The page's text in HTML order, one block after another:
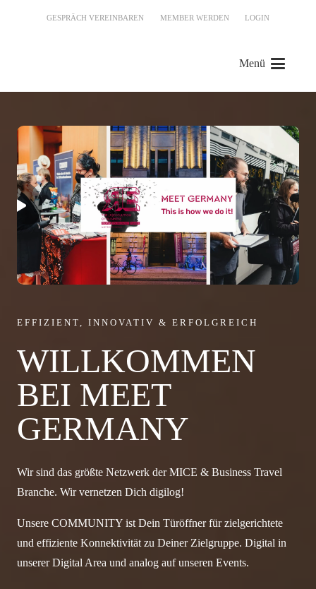
GESPRÄCH VEREINBAREN MEMBER WERDEN LOGIN
Menü
EFFIZIENT, INNOVATIV & ERFOLGREICH
WILLKOMMEN
BEI MEET
GERMANY
Wir sind das größte Netzwerk der MICE & Business Travel
Branche. Wir vernetzen Dich digilog!
Unsere COMMUNITY ist Dein Türöffner für zielgerichtete
und effiziente Konnektivität zu Deiner Zielgruppe. Digital in
unserer Digital Area und analog auf unseren Events.